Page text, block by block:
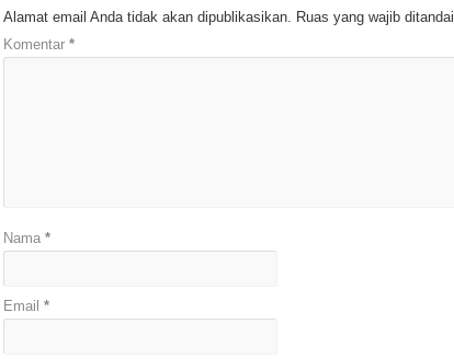
Alamat email Anda tidak akan dipublikasikan. Ruas yang wajib ditandai
Komentar *
Nama *
Email *